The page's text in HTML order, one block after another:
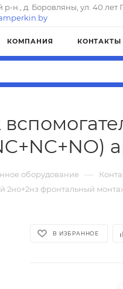
н., д. Боровляны, ул. 40
КОМПАНИЯ КОНТАКТЫ
оборудование —
2но+2нз фронтальный
В ИЗБРАННОЕ